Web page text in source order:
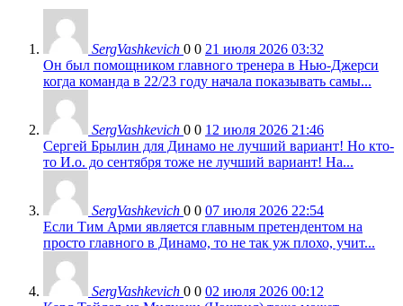
SergVashkevich 0 0 21 июля 2026 03:32
Он был помощником главного тренера в Нью-Джерси
когда команда в 22/23 году начала показывать самы...
SergVashkevich 0 0 12 июля 2026 21:46
Сергей Брылин для Динамо не лучший вариант! Но кто-
то И.о. до сентября тоже не лучший вариант! На...
SergVashkevich 0 0 07 июля 2026 22:54
Если Тим Арми является главным претендентом на
просто главного в Динамо, то не так уж плохо, учит...
SergVashkevich 0 0 02 июля 2026 00:12